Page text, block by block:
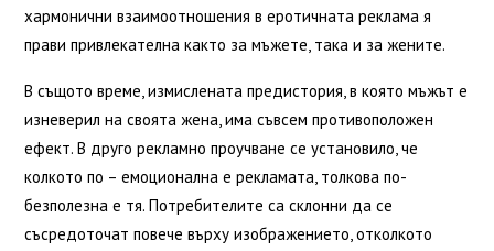
хармонични взаимоотношения в еротичната реклама я
прави привлекателна както за мъжете, така и за жените.
В същото време, измислената предистория, в която мъжът е
изневерил на своята жена, има съвсем противоположен
ефект. В друго рекламно проучване се установило, че
колкото по – емоционална е рекламата, толкова по-
безполезна е тя. Потребителите са склонни да се
съсредоточат повече върху изображението, отколкото